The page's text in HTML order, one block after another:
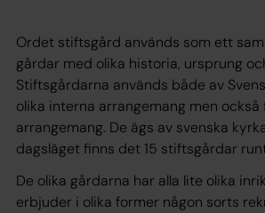
Ordet stiftsgård används som ett
gårdar med olika historia, ursprung
Stiftsgårdarna används både av
olika interna arrangemang men också
arrangemang. De ägs av svenska
dagsläget finns det 15 stiftsgårdar
De olika gårdarna har alla lite olika
erbjuder i olika former någon sorts